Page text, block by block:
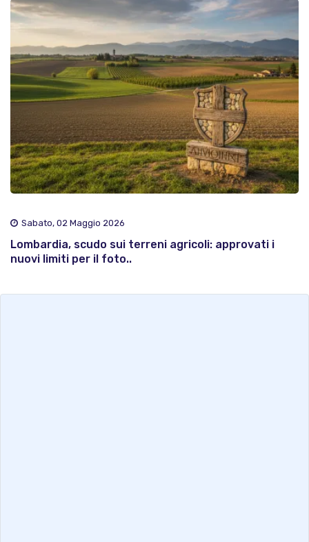
Sabato, 02 Maggio 2026
Lombardia, scudo sui terreni agricoli: approvati i
nuovi limiti per il foto..